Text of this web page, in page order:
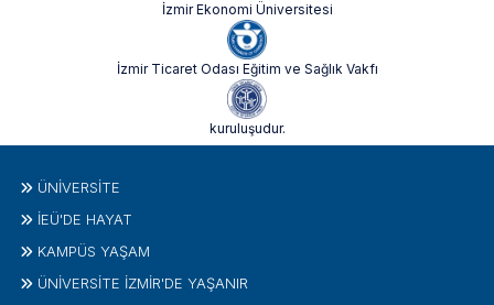
İzmir Ekonomi Üniversitesi
İzmir Ticaret Odası Eğitim ve Sağlık Vakfı
kuruluşudur.
ÜNIVERSITE
İEÜ'DE HAYAT
KAMPÜS YAŞAM
ÜNİVERSİTE İZMİR'DE YAŞANIR